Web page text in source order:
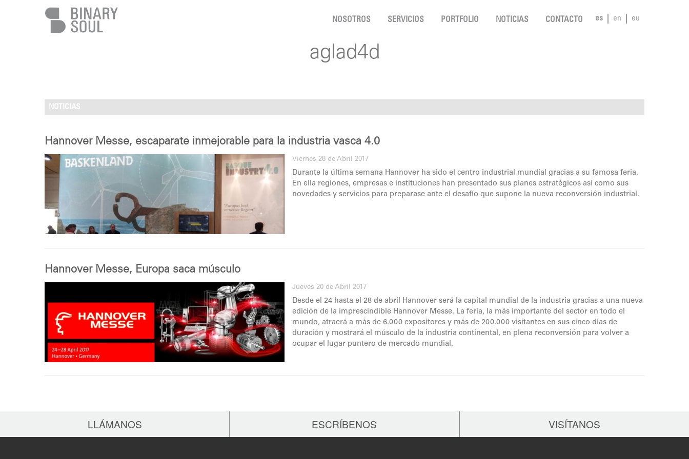
es en eu
NOSOTROS SERVICIOS PORTFOLIO NOTICIAS CONTACTO
aglad4d
NOTICIAS
Hannover Messe, escaparate inmejorable para la industria vasca 4.0
Viernes 28 de Abril 2017
Durante la última semana Hannover ha sido el centro industrial mundial gracias a su famosa feria.
En ella regiones, empresas e instituciones han presentado sus planes estratégicos así como sus
novedades y servicios para preparase ante el desafío que supone la nueva reconversión industrial.
Hannover Messe, Europa saca músculo
Jueves 20 de Abril 2017
Desde el 24 hasta el 28 de abril Hannover será la capital mundial de la industria gracias a una nueva
edición de la imprescindible Hannover Messe. La feria, la más importante del sector en todo el
mundo, atraerá a más de 6.000 expositores y más de 200.000 visitantes en sus cinco días de
duración y mostrará el músculo de la industria continental, en plena reconversión para volver a
ocupar el lugar puntero de mercado mundial.
LLÁMANOS ESCRÍBENOS VISÍTANOS